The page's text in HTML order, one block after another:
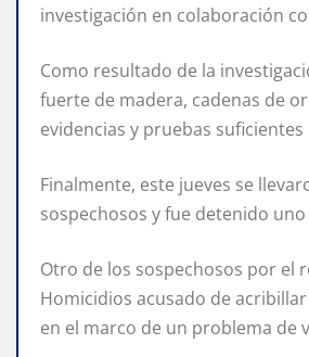
investigación en colaboración
Como resultado de la
fuerte de madera, cadenas de
evidencias y pruebas
Finalmente, este jueves se
sospechosos y fue detenido uno
Otro de los sospechosos por el
Homicidios acusado de
en el marco de un problema de